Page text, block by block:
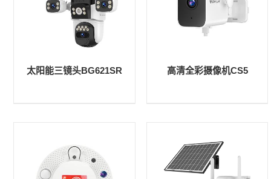
太阳能三镜头BG621SR 高清全彩摄像机CS5